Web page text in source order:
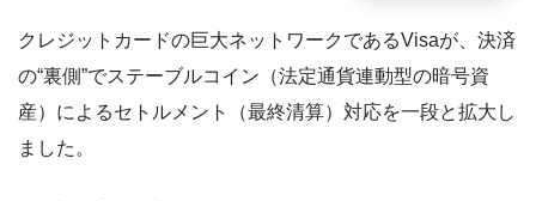
クレジットカードの巨大ネットワークであるVisaが、決済
の“裏側”でステーブルコイン（法定通貨連動型の暗号資
産）によるセトルメント（最終清算）対応を一段と拡大し
ました。